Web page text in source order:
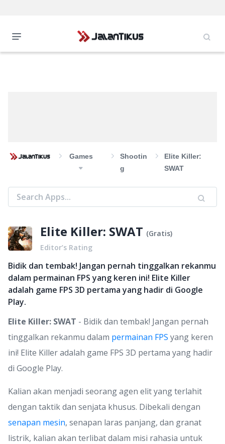
Games
Shootin
G
Elite Killer:
SWAT
Elite Killer: SWAT (Gratis)
Editor’s Rating
Bidik dan tembak! Jangan pernah tinggalkan rekanmu
dalam permainan FPS yang keren ini! Elite Killer
adalah game FPS 3D pertama yang hadir di Google
Play.
Elite Killer: SWAT - Bidik dan tembak! Jangan pernah
tinggalkan rekanmu dalam permainan FPS yang keren
ini! Elite Killer adalah game FPS 3D pertama yang hadir
di Google Play.
Kalian akan menjadi seorang agen elit yang terlahit
dengan taktik dan senjata khusus. Dibekali dengan
senapan mesin, senapan laras panjang, dan granat
listrik, kalian akan terlibat dalam misi rahasia untuk